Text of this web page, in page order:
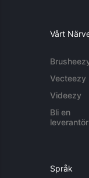
Vårt
Vecteezy
Videezy
Bli en
leverantör
Språk